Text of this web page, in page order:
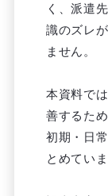
く、派遣
識のズレ
ません。
本資料で
善するた
初期・日
とめていま